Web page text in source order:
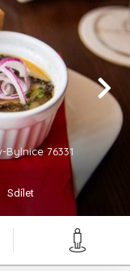
76331
Sdílet